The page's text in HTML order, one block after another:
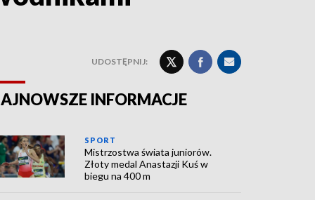
UDOSTĘPNIJ:
INFORMACJE
SPORT
Mistrzostwa świata juniorów.
Złoty medal Anastazji Kuś w
biegu na 400 m